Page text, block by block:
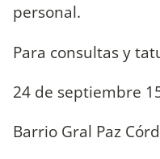
personal.
Para consultas y
24 de septiembre
Barrio Gral Paz